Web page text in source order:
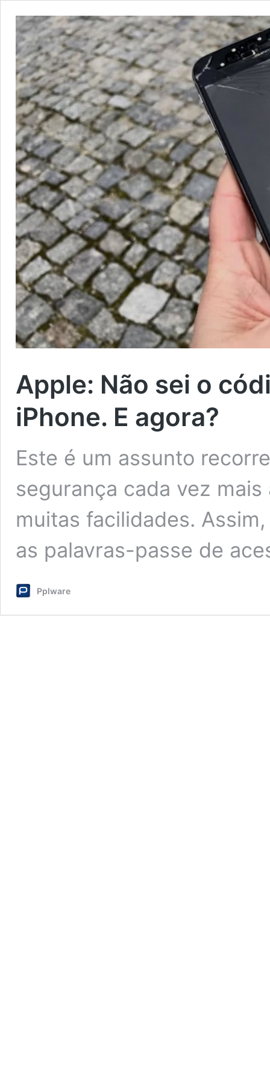
Apple: Não sei o
iPhone. E agora?
Este é um assunto
segurança cada vez
muitas facilidades.
as palavras-passe de
Pplware